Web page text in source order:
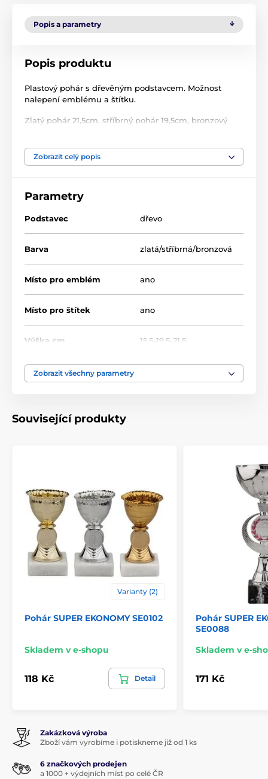
Popis a parametry
Popis produktu
Plastový pohár s dřevěným podstavcem. Možnost
nalepení emblému a štítku.
Zlatý pohár 21,5cm, stříbrný pohár 19,5cm, bronzový
Zobrazit celý popis
Parametry
Podstavec dřevo
Barva zlatá/stříbrná/bronzová
Místo pro emblém ano
Místo pro štítek ano
Výška cm 15,5-19,5-21,5
Motiv
Zobrazit všechny parametry
Související produkty
Varianty (2)
Pohár SUPER EKONOMY SE0102
Skladem v e-shopu
118 Kč Detail
Pohár SUPER
SE0088
Skladem v e-
171 Kč
Zakázková výroba
Zboží vám vyrobíme i potiskneme již od 1 ks
6 značkových prodejen
a 1000 + výdejních míst po celé ČR